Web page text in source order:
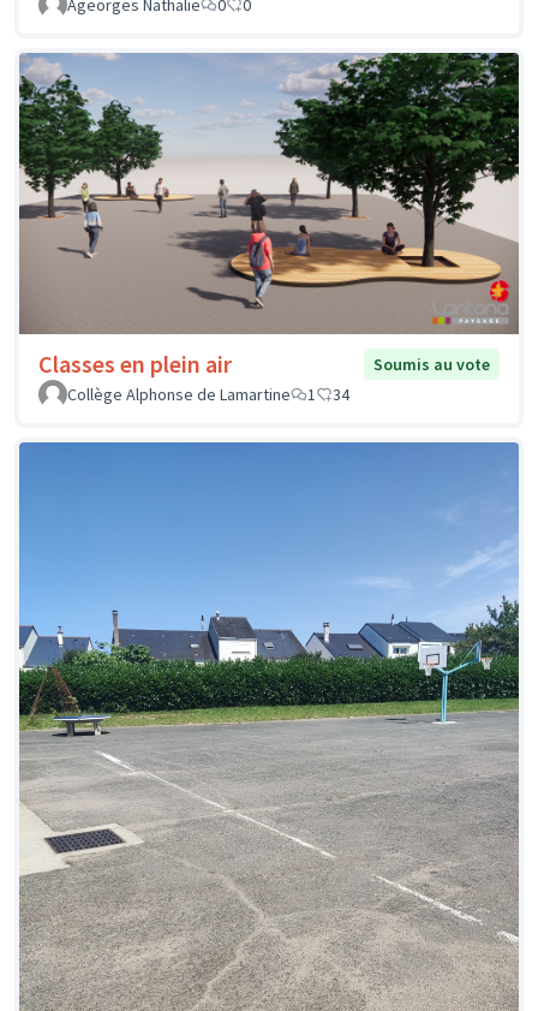
Ageorges Nathalie
0 0
Classes en plein air
Soumis au vote
Collège Alphonse de Lamartine
1 34